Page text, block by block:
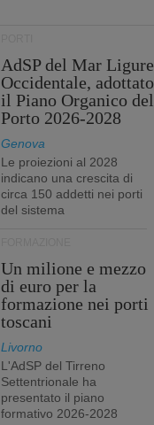
AdSP del Mar Ligure
Occidentale, adottato
il Piano Organico del
Porto 2026-2028
Genova
Le proiezioni al 2028
indicano una crescita di
circa 150 addetti nei porti
del sistema
Un milione e mezzo
di euro per la
formazione nei porti
toscani
Livorno
L'AdSP del Tirreno
Settentrionale ha
presentato il piano
formativo 2026-2028